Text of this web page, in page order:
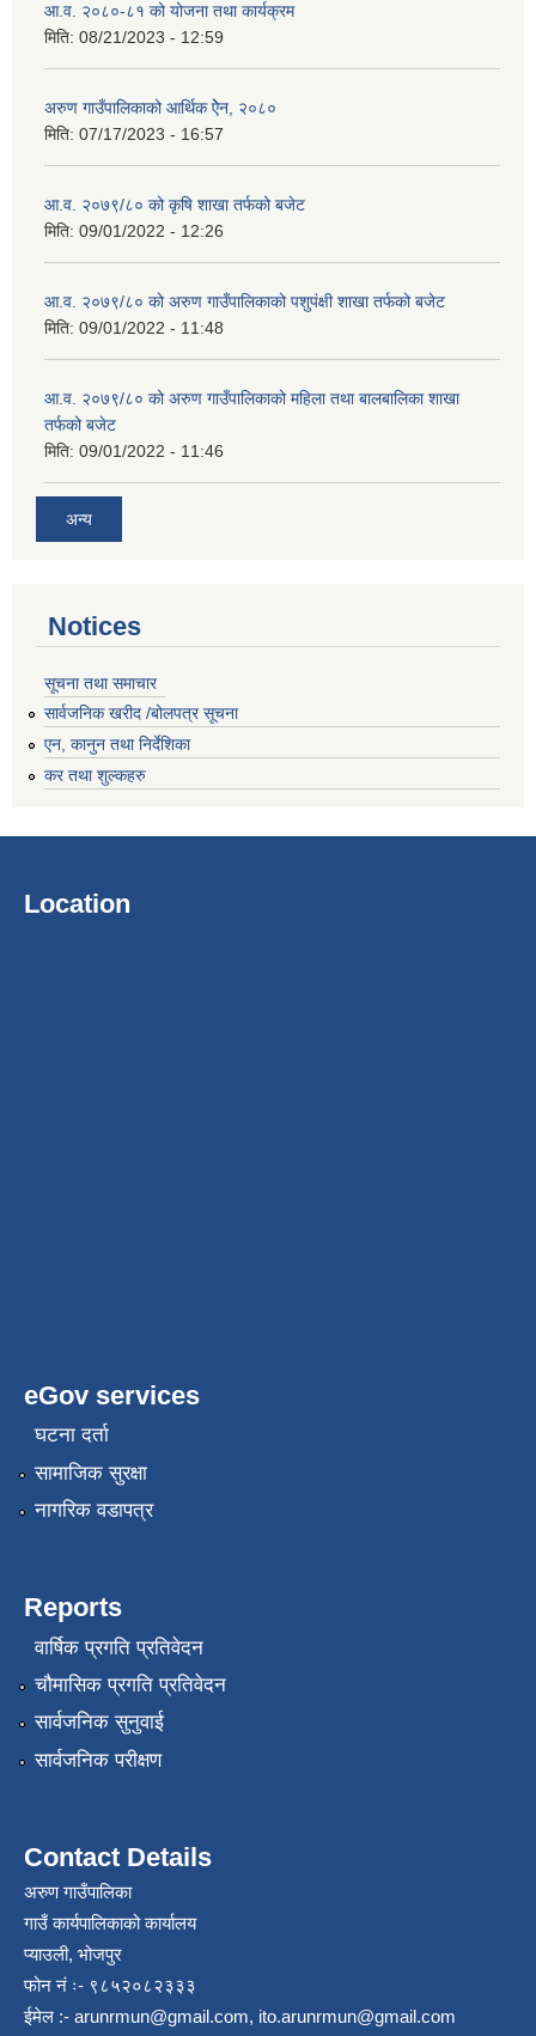
आ.व. २०८०-८१ को योजना तथा कार्यक्रम
मिति: 08/21/2023 - 12:59
अरुण गाउँपालिकाको आर्थिक ऐेन, २०८०
मिति: 07/17/2023 - 16:57
आ.व. २०७९/८० को कृषि शाखा तर्फको बजेट
मिति: 09/01/2022 - 12:26
आ.व. २०७९/८० को अरुण गाउँपालिकाको पशुपंक्षी शाखा तर्फको बजेट
मिति: 09/01/2022 - 11:48
आ.व. २०७९/८० को अरुण गाउँपालिकाको महिला तथा बालबालिका शाखा
तर्फको बजेट
मिति: 09/01/2022 - 11:46
अन्य
Notices
सूचना तथा समाचार
सार्वजनिक खरीद /बोलपत्र सूचना
एन, कानुन तथा निर्देशिका
कर तथा शुल्कहरु
Location
eGov services
घटना दर्ता
सामाजिक सुरक्षा
नागरिक वडापत्र
Reports
वार्षिक प्रगति प्रतिवेदन
चौमासिक प्रगति प्रतिवेदन
सार्वजनिक सुनुवाई
सार्वजनिक परीक्षण
Contact Details
अरुण गाउँपालिका
गाउँ कार्यपालिकाको कार्यालय
प्याउली, भोजपुर
फोन नं ः- ९८५२०८२३३३
ईमेल :- arunrmun@gmail.com, ito.arunrmun@gmail.com